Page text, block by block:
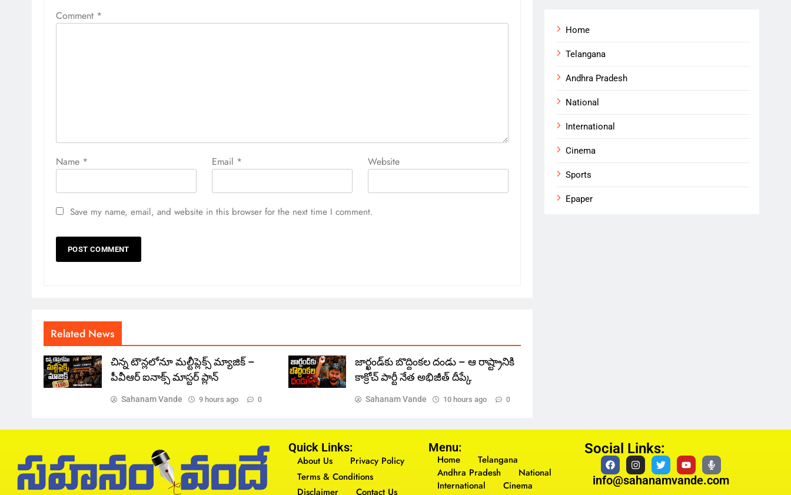
Comment *
Name * Email * Website
Save my name, email, and website in this browser for the next time I comment.
Related News
చిన్న టౌన్లలోనూ మల్టీప్లెక్స్‌ మ్యాజిక్ –
పీవీఆర్ ఐనాక్స్ మాస్టర్ ప్లాన్
Sahanam Vande 9 hours ago 0
జార్ఖండ్‌కు బొద్దింకల దండు – ఆ రాష్ట్రానికి
కాక్రోచ్ పార్టీ నేత అభిజీత్ దీప్కే
Sahanam Vande 10 hours ago 0
Home
Telangana
Andhra Pradesh
National
International
Cinema
Sports
Epaper
Quick Links:
About Us
Privacy Policy
Terms & Conditions
Disclaimer
Contact Us
Menu:
Home
Telangana
Andhra Pradesh
National
International
Cinema
Social Links:
info@sahanamvande.com